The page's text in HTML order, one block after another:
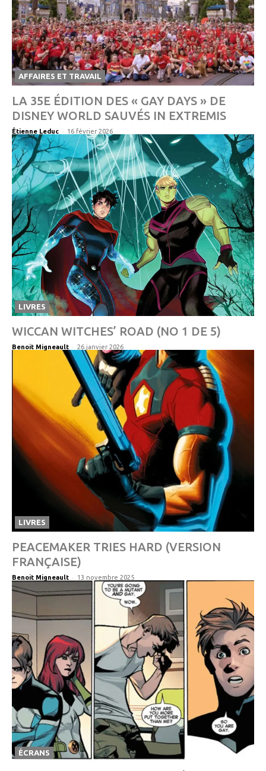
AFFAIRES ET TRAVAIL
LA 35E ÉDITION DES « GAY DAYS » DE
DISNEY WORLD SAUVÉS IN EXTREMIS
Étienne Leduc - 16 février 2026
LIVRES
WICCAN WITCHES’ ROAD (NO 1 DE 5)
Benoit Migneault - 26 janvier 2026
LIVRES
PEACEMAKER TRIES HARD (VERSION
FRANÇAISE)
Benoit Migneault - 13 novembre 2025
ÉCRANS